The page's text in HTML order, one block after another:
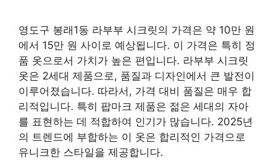
영도구 봉래1동 라부부 시크릿의 가격은 약 10만 원
에서 15만 원 사이로 예상됩니다. 이 가격은 특히 정
품 옷으로서 가치가 높은 편입니다. 라부부 시크릿
옷은 2세대 제품으로, 품질과 디자인에서 큰 발전이
이루어졌습니다. 따라서, 가격 대비 품질은 매우 합
리적입니다. 특히 팝마크 제품은 젊은 세대의 자아
를 표현하는 데 적합하여 인기가 많습니다. 2025년
의 트렌드에 부합하는 이 옷은 합리적인 가격으로
유니크한 스타일을 제공합니다.